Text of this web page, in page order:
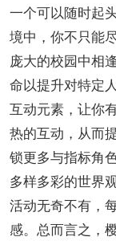
一个可以随时起
境中，你不只能
庞大的校园中相
命以提升对特定
互动元素，让你
热的互动，从而
锁更多与指标角
多样多彩的世界
活动无奇不有，
感。总而言之，